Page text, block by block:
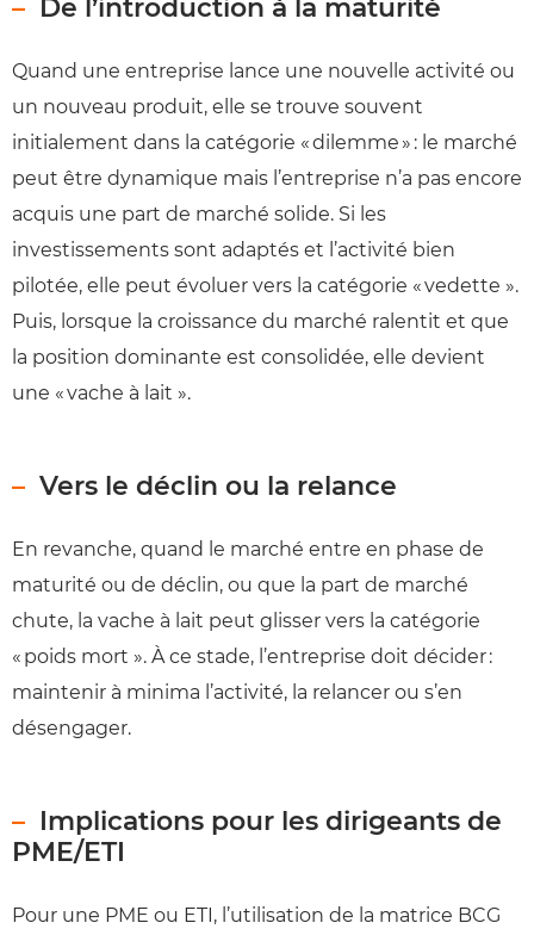
De l’introduction à la maturité
Quand une entreprise lance une nouvelle activité ou
un nouveau produit, elle se trouve souvent
initialement dans la catégorie « dilemme » : le marché
peut être dynamique mais l’entreprise n’a pas encore
acquis une part de marché solide. Si les
investissements sont adaptés et l’activité bien
pilotée, elle peut évoluer vers la catégorie « vedette ».
Puis, lorsque la croissance du marché ralentit et que
la position dominante est consolidée, elle devient
une « vache à lait ».
Vers le déclin ou la relance
En revanche, quand le marché entre en phase de
maturité ou de déclin, ou que la part de marché
chute, la vache à lait peut glisser vers la catégorie
« poids mort ». À ce stade, l’entreprise doit décider :
maintenir à minima l’activité, la relancer ou s’en
désengager.
Implications pour les dirigeants de
PME/ETI
Pour une PME ou ETI, l’utilisation de la matrice BCG